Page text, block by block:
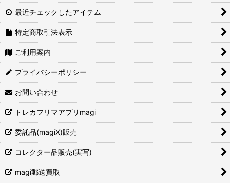
最近チェックしたアイテム
特定商取引法表示
ご利用案内
プライバシーポリシー
お問い合わせ
トレカフリマアプリmagi
委託品(magiX)販売
コレクター品販売(実写)
magi郵送買取